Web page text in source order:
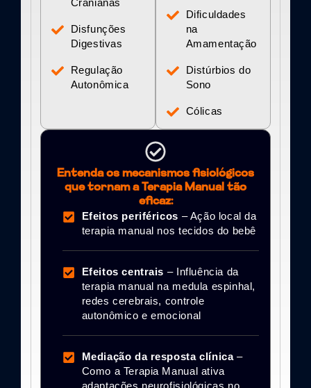
Cranianas
Disfunções
Digestivas
Regulação
Autonômica
Dificuldades
na
Amamentação
Distúrbios do
Sono
Cólicas
Entenda os mecanismos fisiológicos
que tornam a Terapia Manual tão
eficaz:
Efeitos periféricos – Ação local da
terapia manual nos tecidos do bebê
Efeitos centrais – Influência da
terapia manual na medula espinhal,
redes cerebrais, controle
autonômico e emocional
Mediação da resposta clínica–
Como a Terapia Manual ativa
adaptações neurofisiológicas no